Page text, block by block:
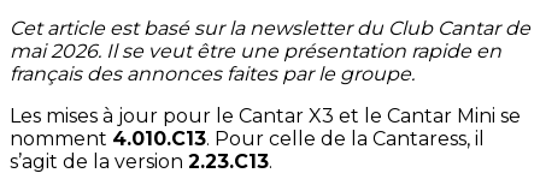
Cet article est basé sur la newsletter du Club Cantar de
mai 2026. Il se veut être une présentation rapide en
français des annonces faites par le groupe.
Les mises à jour pour le Cantar X3 et le Cantar Mini se
nomment 4.010.C13. Pour celle de la Cantaress, il
s’agit de la version 2.23.C13.